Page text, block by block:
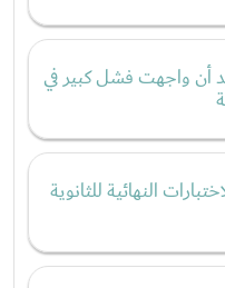
أن واجهت فشل كبير في
النهائية للثانوية